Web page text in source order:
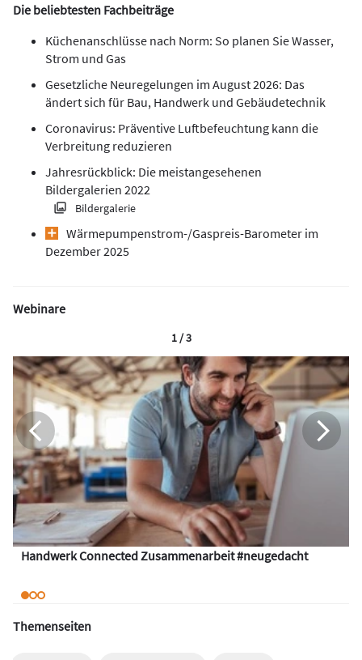
Die beliebtesten Fachbeiträge
Küchenanschlüsse nach Norm: So planen Sie Wasser,
Strom und Gas
Gesetzliche Neuregelungen im August 2026: Das
ändert sich für Bau, Handwerk und Gebäudetechnik
Coronavirus: Präventive Luftbefeuchtung kann die
Verbreitung reduzieren
Jahresrückblick: Die meistangesehenen
Bildergalerien 2022
Bildergalerie
Wärmepumpen­strom-/Gas­preis­-Baro­meter im
Dezember 2025
Webinare
Handwerk Connected Zusammenarbeit #neugedacht
1 / 3
Themenseiten